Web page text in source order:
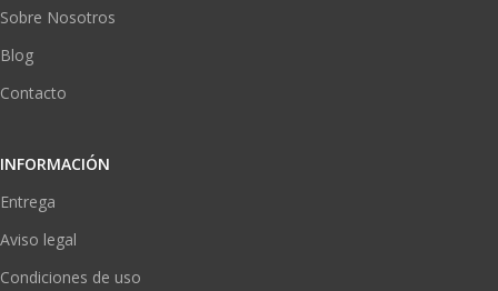
Sobre Nosotros
Blog
Contacto
INFORMACIÓN
Entrega
Aviso legal
Condiciones de uso